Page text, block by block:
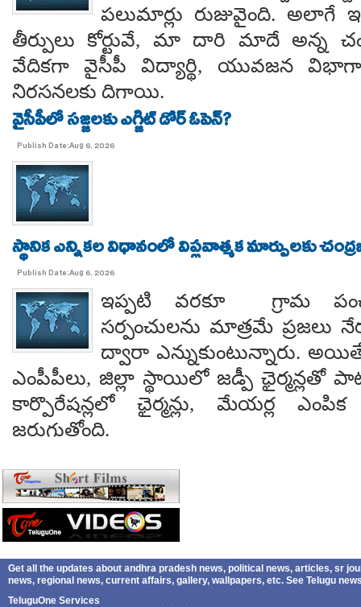
పలుమార్లు రుజువైంది. అలాగే
తీర్పులు కోర్టువే, మా దారి మాదే అన్న
వేదికగా వైసీపీ విద్యార్థి, యువజన
నిరసనలకు దిగాయి.
వైసీపీలో సజ్జలకు ఎగ్జిట్ డోర్ ఓపెన్?
Publish Date:Aug 6, 2026
స్థానిక ఎన్నికల విధానంలో విప్లవాత్మక మార్పులకు
Publish Date:Aug 6, 2026
ఇప్పటి వరకూ గ్రామ
సర్పంచులను మాత్రమే ప్రజలు
ద్వారా ఎన్నుకుంటున్నారు.
ఎంపీపీలు, జిల్లా స్థాయిలో జడ్పీ ఛైర్మన్లతో
కార్పొరేషన్లలో ఛైర్మన్లు, మేయర్ల ఎంపిక
జరుగుతోంది.
Get all the updates about andhra pradesh news, political news, articles, sr
news, regional news, current affairs, gallery, wallpapers, etc. See Telugu
TeluguOne Services